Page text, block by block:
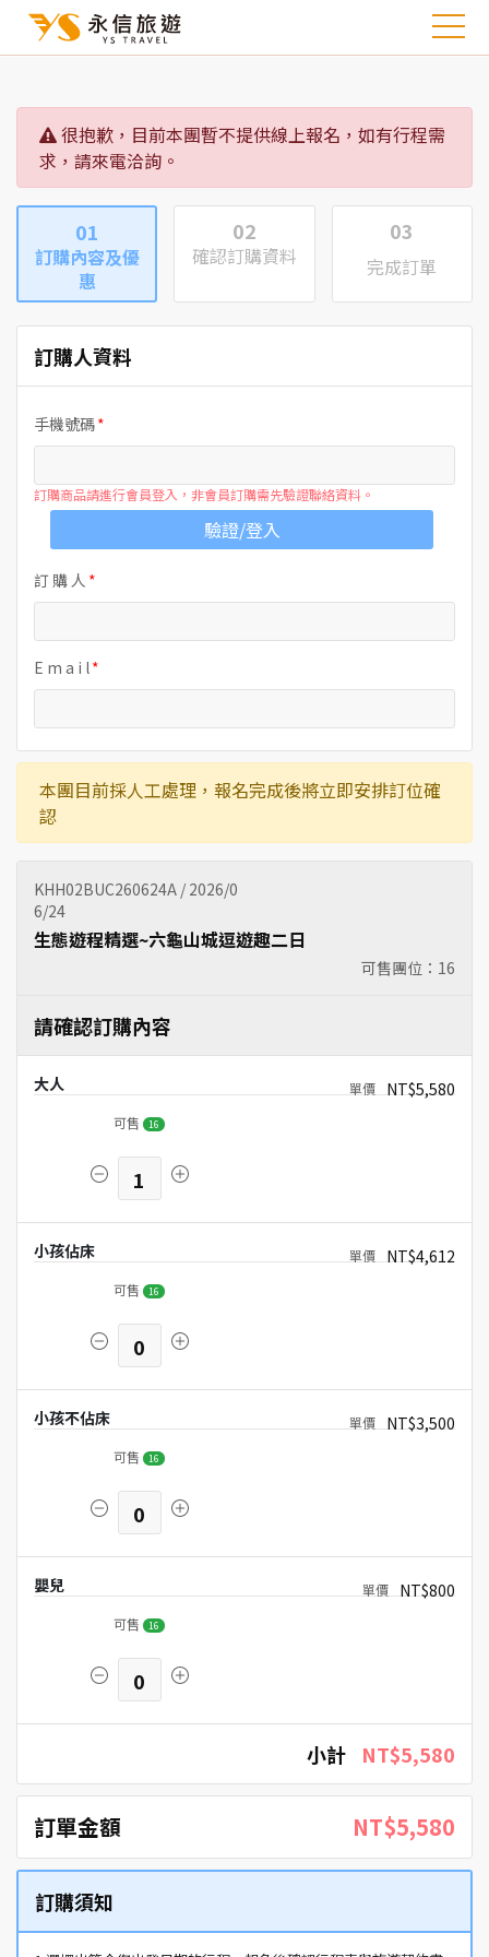
很抱歉，目前本團暫不提供線上報名，如有行程需
求，請來電洽詢。
01
訂購內容及優
惠
02
確認訂購資料
03
完成訂單
訂購人資料
手機號碼
訂購商品請進行會員登入，非會員訂購需先驗證聯絡資料。
驗證/登入
訂 購 人
E m a i l
本團目前採人工處理，報名完成後將立即安排訂位確
認
KHH02BUC260624A / 2026/0
6/24
可售團位： 16
生態遊程精選~六龜山城逗遊趣二日
請確認訂購內容
大人 NT$5,580
可售 16
1
小孩佔床 NT$4,612
可售 16
0
小孩不佔床 NT$3,500
可售 16
0
嬰兒 NT$800
可售 16
0
小計 NT$5,580
訂單金額 NT$5,580
訂購須知